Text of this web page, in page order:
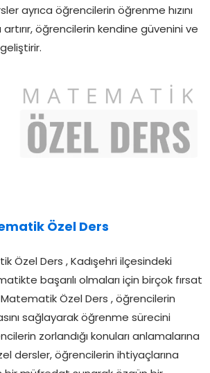
ayrıca öğrencilerin öğrenme hızını
öğrencilerin kendine güvenini ve
Özel Ders
Özel Ders , Kadışehri ilçesindeki
başarılı olmaları için birçok fırsat
Matematik Özel Ders , öğrencilerin
sağlayarak öğrenme sürecini
zorlandığı konuları anlamalarına
dersler, öğrencilerin ihtiyaçlarına